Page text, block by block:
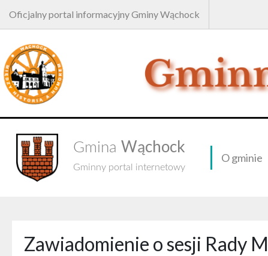
Oficjalny portal informacyjny Gminy Wąchock
Gmina Wąchock
Gminny portal internetowy
O gminie
Zawiadomienie o sesji Rady